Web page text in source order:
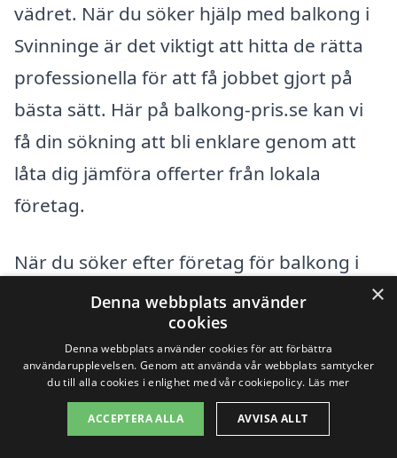
vädret. När du söker hjälp med balkong i
Svinninge är det viktigt att hitta de rätta
professionella för att få jobbet gjort på
bästa sätt. Här på balkong-pris.se kan vi
få din sökning att bli enklare genom att
låta dig jämföra offerter från lokala
företag.
När du söker efter företag för balkong i
Svinninge, bör du också överväga
alternativ i närliggande städer. Följande
städer kan vara bra alternativ att
undersöka:
×
Denna webbplats använder
cookies
Denna webbplats använder cookies för att förbättra
användarupplevelsen. Genom att använda vår webbplats samtycker
du till alla cookies i enlighet med vår cookiepolicy. Läs mer
ACCEPTERA ALLA AVVISA ALLT